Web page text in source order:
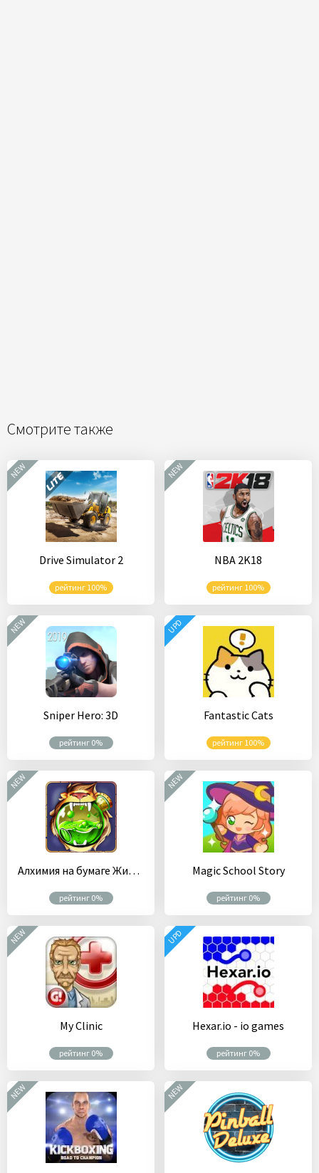
Смотрите также
Drive Simulator 2
рейтинг 100%
NEW
NBA 2K18
рейтинг 100%
NEW
Sniper Hero: 3D
рейтинг 0%
NEW
Fantastic Cats
рейтинг 100%
UPD
Алхимия на бумаге Животные
рейтинг 0%
NEW
Magic School Story
рейтинг 0%
NEW
My Clinic
рейтинг 0%
NEW
Hexar.io - io games
рейтинг 0%
UPD
NEW NEW